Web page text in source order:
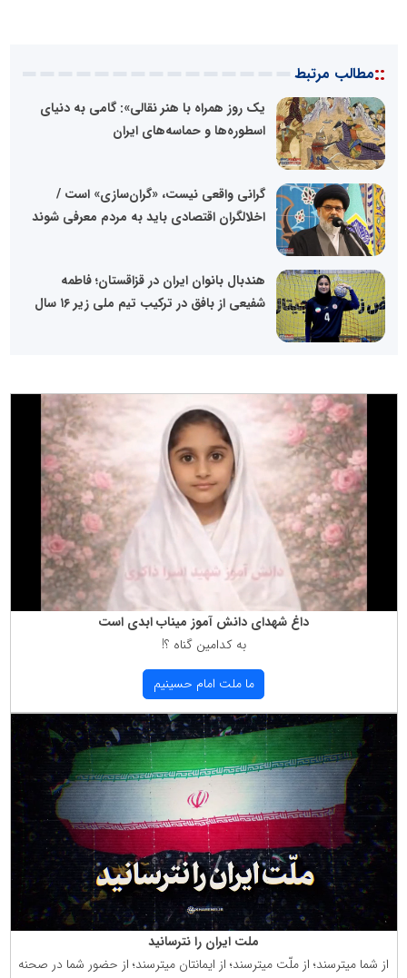
::مطالب مرتبط
یک روز همراه با هنر نقالی»: گامی به دنیای
اسطوره‌ها و حماسه‌های ایران
گرانی واقعی نیست، «گران‌سازی» است /
اخلالگران اقتصادی باید به مردم معرفی شوند
هندبال بانوان ایران در قزاقستان؛ فاطمه
شفیعی از بافق در ترکیب تیم ملی زیر ۱۶ سال
داغ شهدای دانش آموز میناب ابدی است
به كدامین گناه ؟!
ما ملت امام حسینیم
ملت ایران را نترسانید
از شما میترسند؛ از ملّت میترسند؛ از ایمانتان میترسند؛ از حضور شما در صحنه